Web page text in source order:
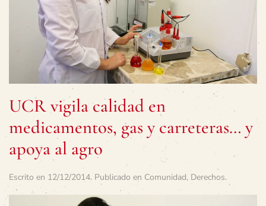
UCR vigila calidad en
medicamentos, gas y carreteras… y
apoya al agro
Escrito en 12/12/2014. Publicado en Comunidad, Derechos.